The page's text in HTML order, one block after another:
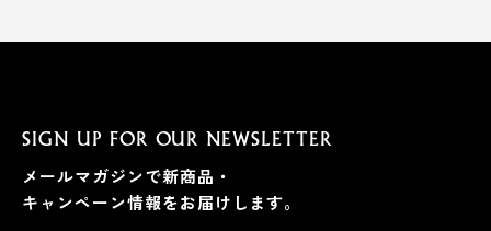
SIGN UP FOR OUR NEWSLETTER
メールマガジンで新商品・
キャンペーン情報をお届けします。